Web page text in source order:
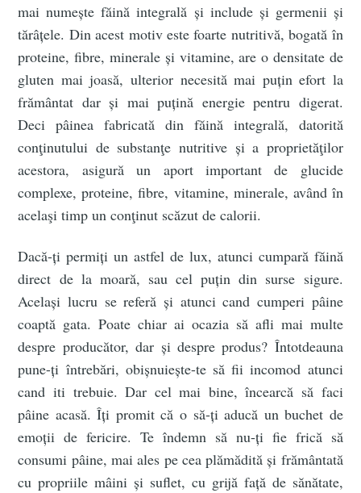
mai numește făină integrală și include și germenii și
tărâțele. Din acest motiv este foarte nutritivă, bogată în
proteine, fibre, minerale și vitamine, are o densitate de
gluten mai joasă, ulterior necesită mai puțin efort la
frământat dar și mai puțină energie pentru digerat.
Deci pâinea fabricată din făină integrală, datorită
conţinutului de substanţe nutritive și a proprietăţilor
acestora, asigură un aport important de glucide
complexe, proteine, fibre, vitamine, minerale, având în
acelaşi timp un conţinut scăzut de calorii.
Dacă-ți permiți un astfel de lux, atunci cumpară făină
direct de la moară, sau cel puțin din surse sigure.
Același lucru se referă și atunci cand cumperi pâine
coaptă gata. Poate chiar ai ocazia să afli mai multe
despre producător, dar și despre produs? Întotdeauna
pune-ți întrebări, obișnuiește-te să fii incomod atunci
cand iti trebuie. Dar cel mai bine, încearcă să faci
pâine acasă. Îți promit că o să-ți aducă un buchet de
emoții de fericire. Te îndemn să nu-ți fie frică să
consumi pâine, mai ales pe cea plămădită și frământată
cu propriile mâini și suflet, cu grijă față de sănătate,